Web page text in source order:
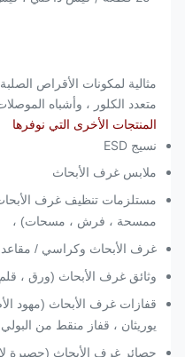
مثالية لمكونات الأقراص
متعدد الكلور ، وأشباه
المنتجات الأخرى التي نوفرها
نسيج ESD
ملابس غرف الأبحاث
مستلزمات تنظيف غرف
ممسحة ، فرش ، مسحات) ،
غرف الأبحاث وكراسي / مقاعد
وثائق غرف الأبحاث (ورق ،
قفازات غرف الأبحاث (مهود
يوريثان ، قفاز منقط من
حصائر غرف الأبحاث (حصيرة